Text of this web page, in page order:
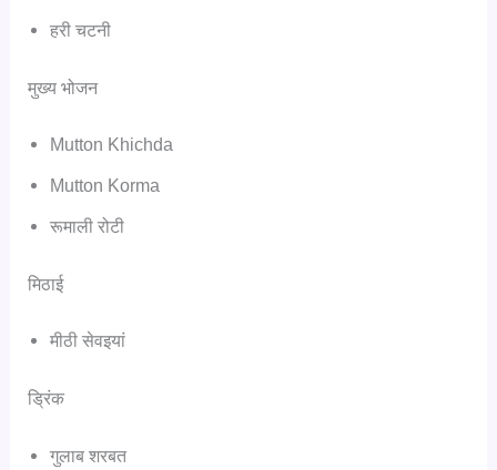
हरी चटनी
मुख्य भोजन
Mutton Khichda
Mutton Korma
रूमाली रोटी
मिठाई
मीठी सेवइयां
ड्रिंक
गुलाब शरबत